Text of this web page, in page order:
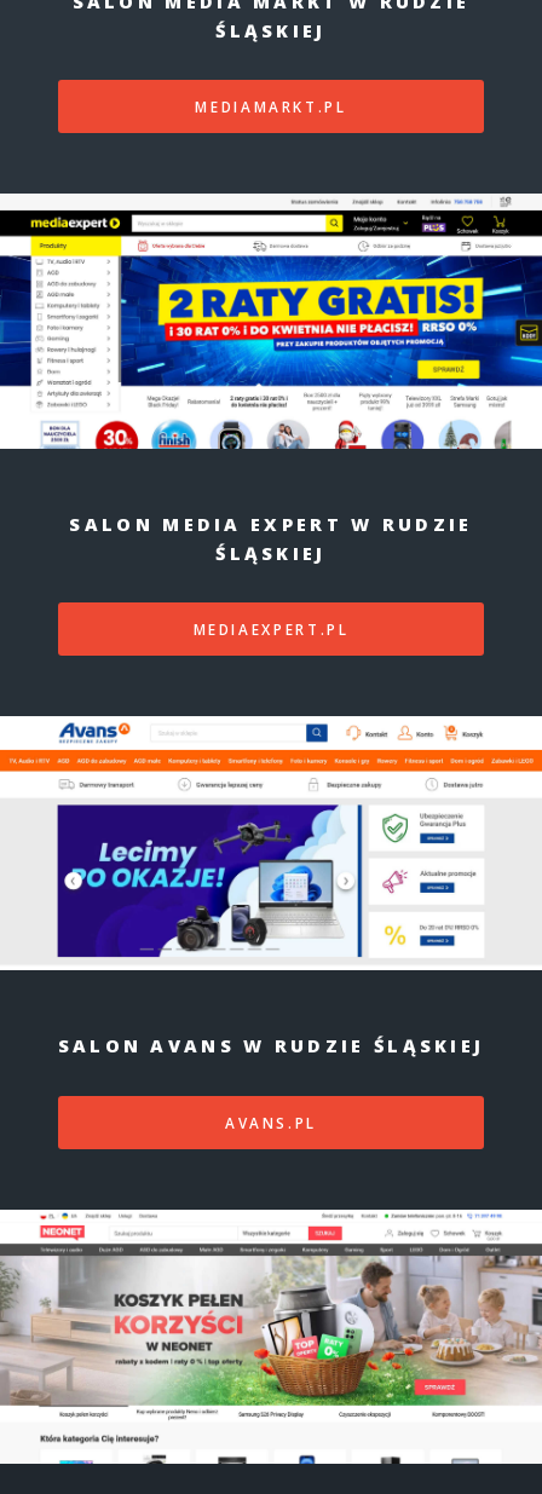
ŚLĄSKIEJ
MEDIAMARKT.PL
SALON MEDIA EXPERT W RUDZIE
ŚLĄSKIEJ
MEDIAEXPERT.PL
SALON AVANS W RUDZIE ŚLĄSKIEJ
AVANS.PL